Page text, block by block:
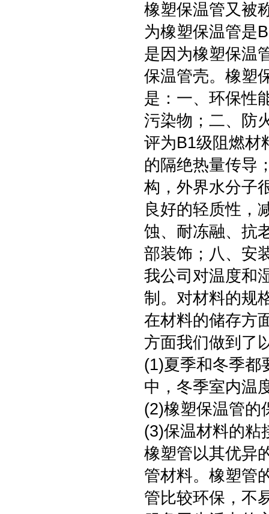
橡塑保温管又被
为橡塑保温管是
是因为橡塑保温
保温管壳。橡塑
是：一、环保性
污染物；二、防
评为B1级阻燃材
的隔绝热量传导
构，外界水分子
良好的轻质性，
蚀、耐冻融、抗
部装饰；八、安
我公司对温度和
制。对材料的规
在材料的储存方
方面我们做到了
(1)夏季和冬季都
中，冬季室内温
(2)橡塑保温管的
(3)保温材料的粘
橡塑管以其优异
管材料。橡塑管
管比较环保，不